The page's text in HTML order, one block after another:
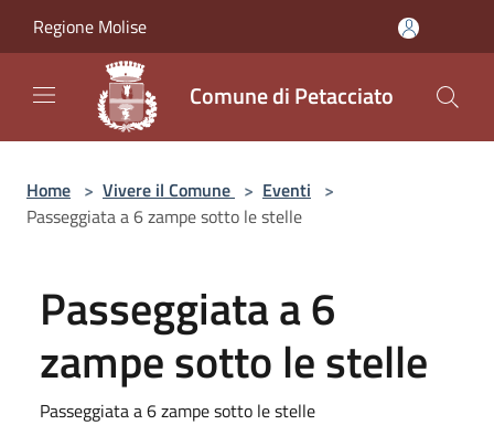
Regione Molise
Comune di Petacciato
Home > Vivere il Comune > Eventi >
Passeggiata a 6 zampe sotto le stelle
Passeggiata a 6
zampe sotto le stelle
Passeggiata a 6 zampe sotto le stelle